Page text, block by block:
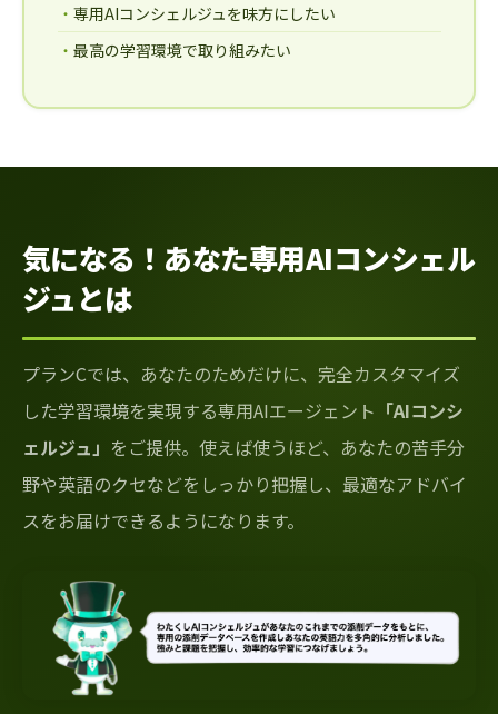
専用AIコンシェルジュを味方にしたい
最高の学習環境で取り組みたい
気になる！あなた専用AIコンシェル
ジュとは
プランCでは、あなたのためだけに、完全カスタマイズ
した学習環境を実現する専用AIエージェント 「AIコンシ
ェルジュ」 をご提供。使えば使うほど、あなたの苦手分
野や英語のクセなどをしっかり把握し、最適なアドバイ
スをお届けできるようになります。